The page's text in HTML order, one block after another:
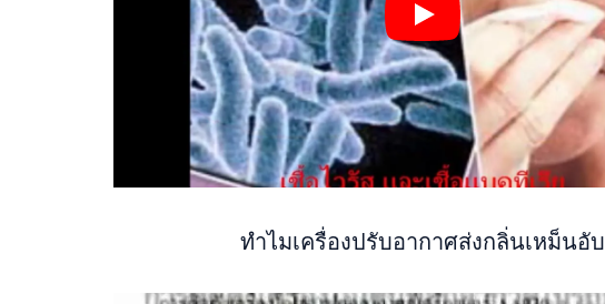
ทำไมเครื่องปรับอากาศส่งกลิ่นเหม็นอับ